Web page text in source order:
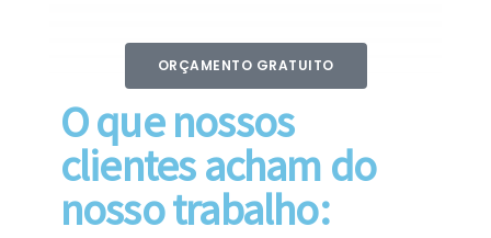
ORÇAMENTO GRATUITO
O que nossos
clientes acham do
nosso trabalho: